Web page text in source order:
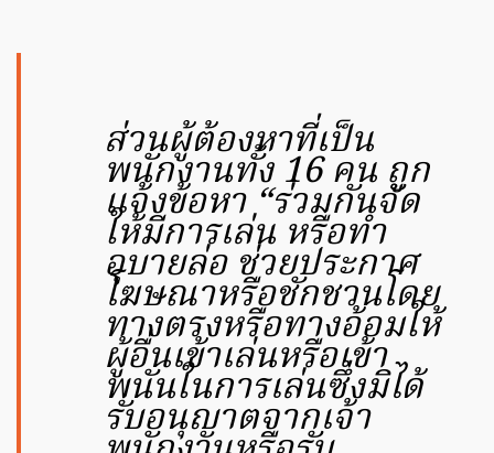
ส่วนผู้ต้องหาที่เป็น
พนักงานทั้ง 16 คน ถูก
แจ้งข้อหา “ร่วมกันจัด
ให้มีการเล่น หรือทำ
อุบายล่อ ช่วยประกาศ
โฆษณาหรือชักชวนโดย
ทางตรงหรือทางอ้อมให้
ผู้อื่นเข้าเล่นหรือเข้า
พนันในการเล่นซึ่งมิได้
รับอนุญาตจากเจ้า